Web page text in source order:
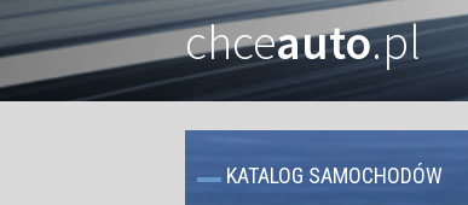
chceauto.pl
KATALOG SAMOCHODÓW